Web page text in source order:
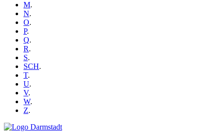
M.
N.
O.
P.
Q.
R.
S.
SCH.
T.
U.
V.
W.
Z.